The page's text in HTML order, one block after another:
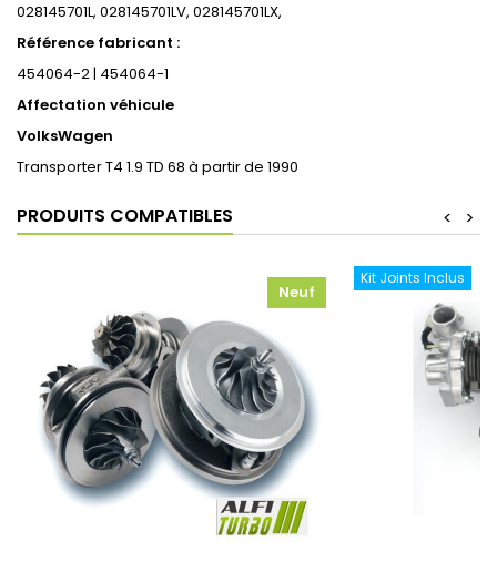
028145701L, 028145701LV, 028145701LX,
Référence fabricant :
454064-2 | 454064-1
Affectation véhicule
VolksWagen
Transporter T4 1.9 TD 68 à partir de 1990
PRODUITS COMPATIBLES >
<
Neuf
Kit Joints Inclus